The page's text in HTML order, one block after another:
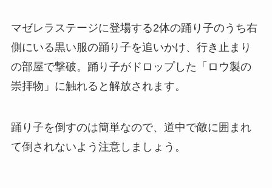
マゼレラステージに登場する2体の踊り子のうち右
側にいる黒い服の踊り子を追いかけ、行き止まり
の部屋で撃破。踊り子がドロップした「ロウ製の
崇拝物」に触れると解放されます。
踊り子を倒すのは簡単なので、道中で敵に囲まれ
て倒されないよう注意しましょう。